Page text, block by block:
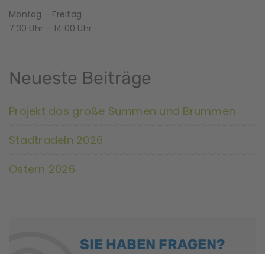
Montag – Freitag
7:30 Uhr – 14:00 Uhr
Neueste Beiträge
Projekt das große Summen und Brummen
Stadtradeln 2026
Ostern 2026
SIE HABEN FRAGEN?